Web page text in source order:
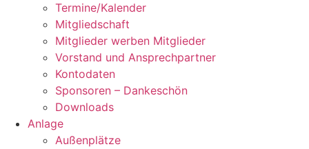
Termine/Kalender
Mitgliedschaft
Mitglieder werben Mitglieder
Vorstand und Ansprechpartner
Kontodaten
Sponsoren – Dankeschön
Downloads
Anlage
Außenplätze